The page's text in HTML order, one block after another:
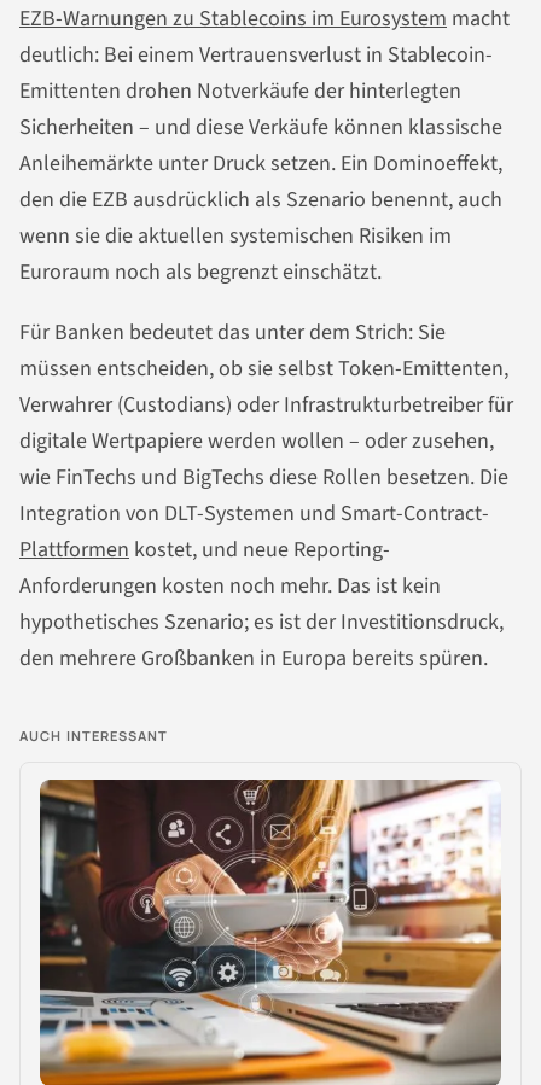
EZB-Warnungen zu Stablecoins im Eurosystem macht
deutlich: Bei einem Vertrauensverlust in Stablecoin-
Emittenten drohen Notverkäufe der hinterlegten
Sicherheiten – und diese Verkäufe können klassische
Anleihemärkte unter Druck setzen. Ein Dominoeffekt,
den die EZB ausdrücklich als Szenario benennt, auch
wenn sie die aktuellen systemischen Risiken im
Euroraum noch als begrenzt einschätzt.
Für Banken bedeutet das unter dem Strich: Sie
müssen entscheiden, ob sie selbst Token-Emittenten,
Verwahrer (Custodians) oder Infrastrukturbetreiber für
digitale Wertpapiere werden wollen – oder zusehen,
wie FinTechs und BigTechs diese Rollen besetzen. Die
Integration von DLT-Systemen und Smart-Contract-
Plattformen kostet, und neue Reporting-
Anforderungen kosten noch mehr. Das ist kein
hypothetisches Szenario; es ist der Investitionsdruck,
den mehrere Großbanken in Europa bereits spüren.
AUCH INTERESSANT